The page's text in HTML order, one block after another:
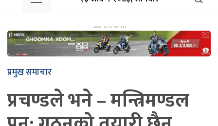
प्रमुख समाचार
प्रचण्डले भने – मन्त्रिमण्डल